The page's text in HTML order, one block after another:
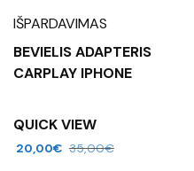
IŠPARDAVIMAS
BEVIELIS ADAPTERIS
CARPLAY IPHONE
QUICK VIEW
20,00€ 35,00€